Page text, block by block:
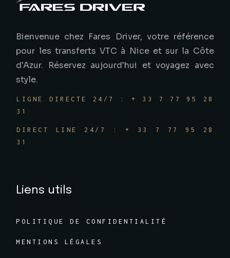
Bienvenue chez Fares Driver, votre référence
pour les transferts VTC à Nice et sur la Côte
d'Azur. Réservez aujourd'hui et voyagez avec
style.
LIGNE DIRECTE 24/7 : + 33 7 77 95 28
31
DIRECT LINE 24/7 : + 33 7 77 95 28
31
Liens utils
POLITIQUE DE CONFIDENTIALITÉ
MENTIONS LÉGALES